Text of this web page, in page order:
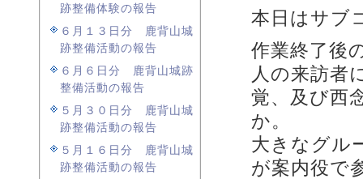
本日はサブ
作業終了後
人の来訪者
覚、及び西
か。
大きなグル
が案内役で
跡整備体験の報告
６月１３日分 鹿背山城
跡整備活動の報告
６月６日分 鹿背山城跡
整備活動の報告
５月３０日分 鹿背山城
跡整備活動の報告
５月１６日分 鹿背山城
跡整備活動の報告